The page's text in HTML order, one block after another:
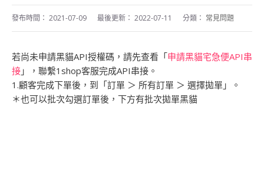
發布時間： 2021-07-09 最後更新： 2022-07-11 分類： 常見問題
若尚未申請黑貓API授權碼，請先查看「申請黑貓宅急便API串
接 」，聯繫1shop客服完成API串接。
1.顧客完成下單後，到「訂單 ＞ 所有訂單 ＞ 選擇拋單」。
＊也可以批次勾選訂單後，下方有批次拋單黑貓